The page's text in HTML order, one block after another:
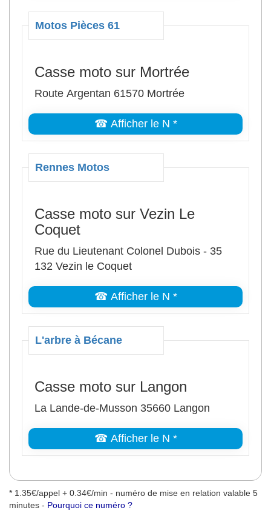
Motos Pièces 61
Casse moto sur Mortrée
Route Argentan 61570 Mortrée
☎ Afficher le N *
Rennes Motos
Casse moto sur Vezin Le
Coquet
Rue du Lieutenant Colonel Dubois - 35
132 Vezin le Coquet
☎ Afficher le N *
L'arbre à Bécane
Casse moto sur Langon
La Lande-de-Musson 35660 Langon
☎ Afficher le N *
* 1.35€/appel + 0.34€/min - numéro de mise en relation valable 5
minutes - Pourquoi ce numéro ?